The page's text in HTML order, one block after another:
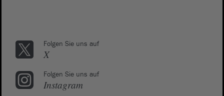
Folgen Sie uns auf
X
Folgen Sie uns auf
Instagram